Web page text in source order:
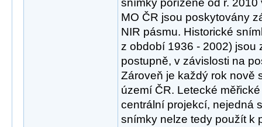
snímky pořízené od r.
MO ČR jsou poskytovány
NIR pásmu. Historické
z období 1936 - 2002) jsou
postupně, v závislosti na
Zároveň je každý rok nově
území ČR. Letecké
centrální projekcí, nejedná
snímky nelze tedy použít k